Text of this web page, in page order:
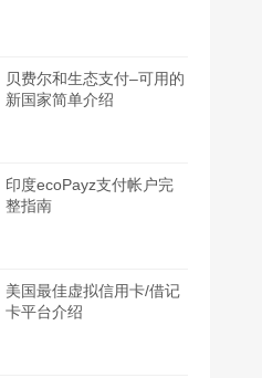
贝费尔和生态支付–可用的
新国家简单介绍
印度ecoPayz支付帐户完
整指南
美国最佳虚拟信用卡/借记
卡平台介绍